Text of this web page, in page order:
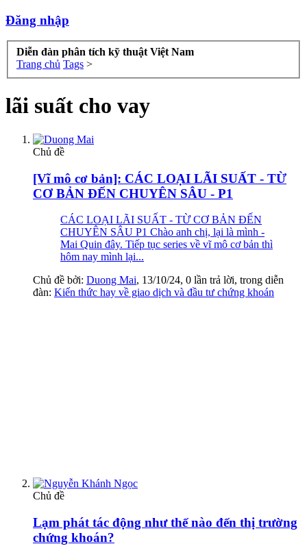
Đăng nhập
Diễn đàn phân tích kỹ thuật Việt Nam
Trang chủ Tags >
lãi suất cho vay
Chủ đề
[Vĩ mô cơ bản]: CÁC LOẠI LÃI SUẤT - TỪ
CƠ BẢN ĐẾN CHUYÊN SÂU - P1
CÁC LOẠI LÃI SUẤT - TỪ CƠ BẢN ĐẾN
CHUYÊN SÂU P1 Chào anh chị, lại là mình -
Mai Quin đây. Tiếp tục series về vĩ mô cơ bản thì
hôm nay mình lại...
Chủ đề bởi: Duong Mai, 13/10/24, 0 lần trả lời, trong diễn
đàn: Kiến thức hay về giao dịch và đầu tư chứng khoán
Chủ đề
Lạm phát tác động như thế nào đến thị trường
chứng khoán?